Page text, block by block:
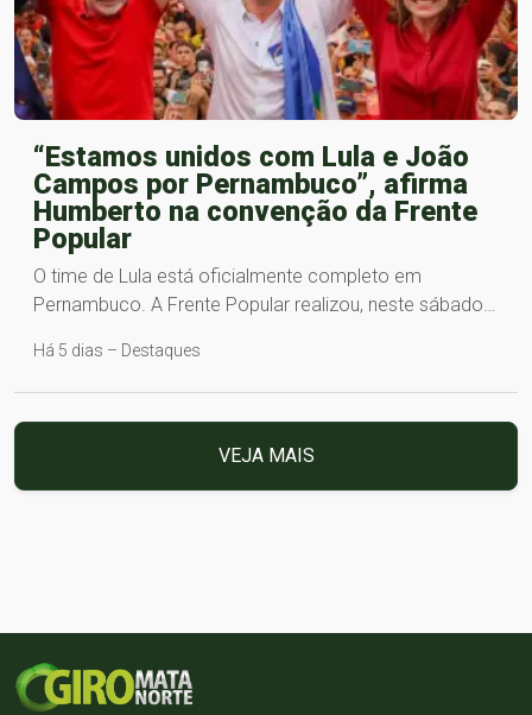
“Estamos unidos com Lula e João
Campos por Pernambuco”, afirma
Humberto na convenção da Frente
Popular
O time de Lula está oficialmente completo em
Pernambuco. A Frente Popular realizou, neste sábado…
Há 5 dias – Destaques
VEJA MAIS